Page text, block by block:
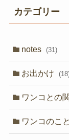
カテゴリー
notes (31)
お出かけ
ワンコとの
ワンコのこと